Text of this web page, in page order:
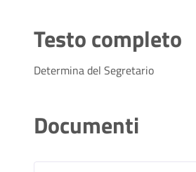
Testo completo
Determina del Segretario
Documenti